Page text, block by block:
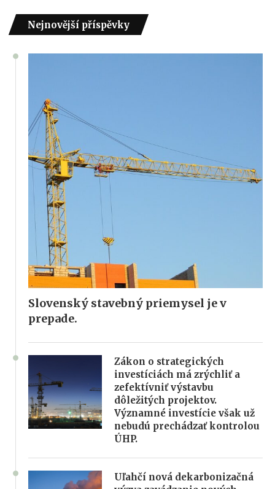
Nejnovější příspěvky
Slovenský stavebný priemysel je v
prepade.
Zákon o strategických
investíciách má zrýchliť a
zefektívniť výstavbu
dôležitých projektov.
Významné investície však už
nebudú prechádzať kontrolou
ÚHP.
Uľahčí nová dekarbonizačná